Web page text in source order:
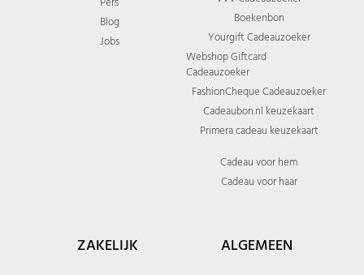
Blog
Jobs
Boekenbon
Yourgift Cadeauzoeker
Webshop Giftcard
Cadeauzoeker
FashionCheque Cadeauzoeker
Cadeaubon.nl keuzekaart
Primera cadeau keuzekaart
Cadeau voor hem
Cadeau voor haar
ZAKELIJK ALGEMEEN